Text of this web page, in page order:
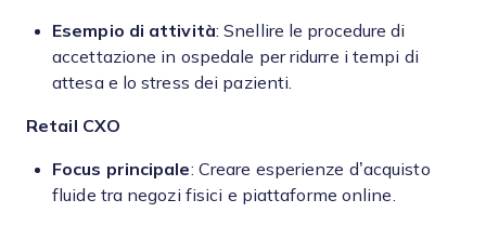
Esempio di attività: Snellire le procedure di
accettazione in ospedale per ridurre i tempi di
attesa e lo stress dei pazienti.
Retail CXO
Focus principale: Creare esperienze d’acquisto
fluide tra negozi fisici e piattaforme online.